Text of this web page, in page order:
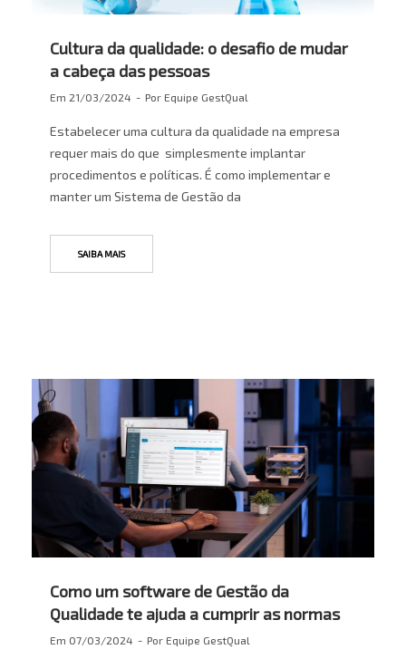
Cultura da qualidade: o desafio de mudar
a cabeça das pessoas
Em 21/03/2024 Por Equipe GestQual
Estabelecer uma cultura da qualidade na empresa
requer mais do que simplesmente implantar
procedimentos e políticas. É como implementar e
manter um Sistema de Gestão da
SAIBA MAIS
Como um software de Gestão da
Qualidade te ajuda a cumprir as normas
Em 07/03/2024 Por Equipe GestQual